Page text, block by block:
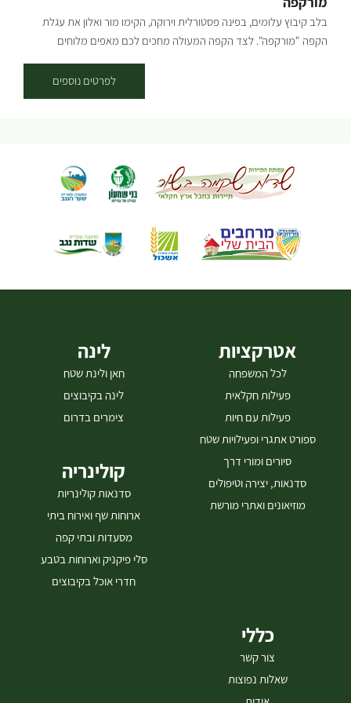
ids="31947,31949,31951,31953,31955,31957,31959,31961"]
בלב קיבוץ עלומים, בפינה פסטורלית וירוקה, הקימו מור ואלון את עגלת
הקפה "מורקפה". לצד הקפה המעולה מחכים לכם מאפים מלוחים
לעוד ביס. הכול תוצרת בית, הכול בידיים של מור. חצר הראשונים, קיבוץ
עלומים. העגלה פתוחה בימי חמישי ושישי בשעות 8:30-13:30 ניתן לתאם
755,28757,28759,28767,28769,28771"]
לפרטים נוספים
אטרקציות
לכל המשפחה
פעילות חקלאית
פעילות עם חיות
ספורט אתגרי ופעילויות שטח
סיורים ומורי דרך
סדנאות, יצירה וטיפולים
מוזיאונים ואתרי מורשת
לינה
חאן ולינת שטח
לינה בקיבוצים
צימרים בדרום
קולינריה
סדנאות קולינריות
ארוחות שף ואירוח ביתי
מסעדות ובתי קפה
סלי פיקניק וארוחות בטבע
חדרי אוכל בקיבוצים
כללי
צור קשר
שאלות נפוצות